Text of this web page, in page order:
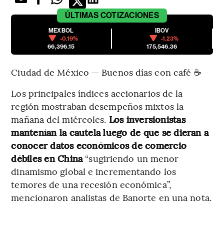
ÚLTIMAS COTIZACIONES
MEXBOL
-0.19%
66,396.15
IBOV
-1.23%
175,546.36
Ciudad de México — Buenos días con café ☕
Los principales índices accionarios de la
región mostraban desempeños mixtos la
mañana del miércoles. Los inversionistas
mantenían la cautela luego de que se dieran a
conocer datos económicos de comercio
débiles en China“sugiriendo un menor
dinamismo global e incrementando los
temores de una recesión económica”,
mencionaron analistas de Banorte en una nota.